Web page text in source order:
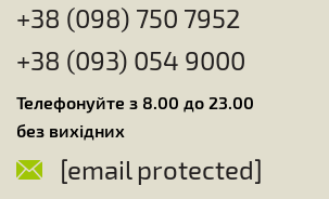
+38 (098) 750 7952
+38 (093) 054 9000
Телефонуйте з 8.00 до 23.00
без вихідних
[email protected]